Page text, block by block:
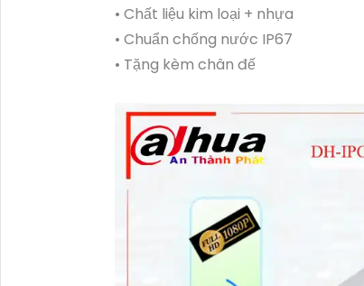
• Chất liệu kim loại + nhựa
• Chuẩn chống nước IP67
• Tặng kèm chân đế